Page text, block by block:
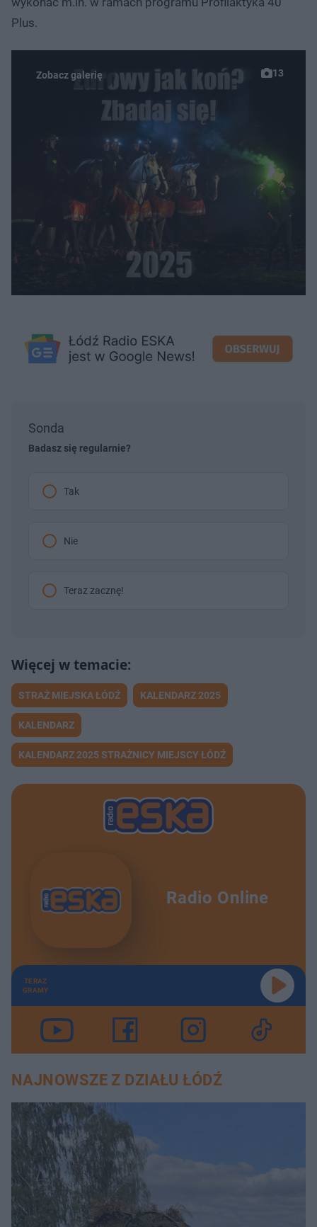
Plus.
13
Sonda
Badasz się regularnie?
Tak
Nie
Teraz zacznę!
STRAŻ MIEJSKA ŁÓDŹ KALENDARZ 2025
KALENDARZ
KALENDARZ 2025 STRAŻNICY MIEJSCY ŁÓDŹ
Radio Online
TERAZ
GRAMY
NAJNOWSZE Z DZIAŁU ŁÓDŹ